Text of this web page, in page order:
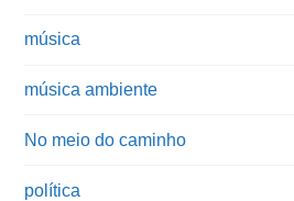
música
música ambiente
No meio do caminho
política